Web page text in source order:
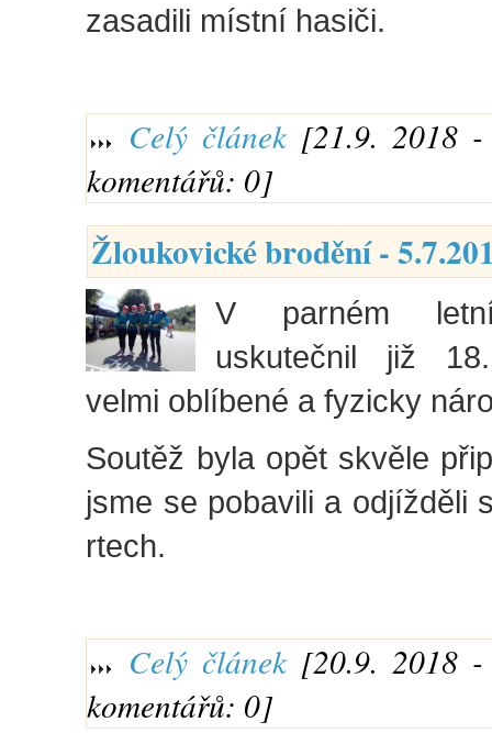
zasadili místní hasiči.
Celý článek[21.9. 2018 -
komentářů: 0]
Žloukovické brodění -
V parném
uskutečnil již
velmi oblíbené a fyzicky
Soutěž byla opět skvěle
jsme se pobavili a odjížděli
rtech.
Celý článek[20.9. 2018 -
komentářů: 0]